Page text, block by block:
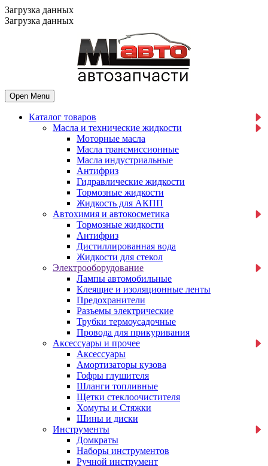
Загрузка данных
Загрузка данных
Open Menu
Каталог товаров
Масла и технические жидкости
Mоторные масла
Масла трансмиссионные
Масла индустриальные
Антифриз
Гидравлические жидкости
Тормозные жидкости
Жидкость для АКПП
Автохимия и автокосметика
Тормозные жидкости
Антифриз
Дистиллированная вода
Жидкости для стекол
Электрооборудование
Лампы автомобильные
Клеящие и изоляционные ленты
Предохранители
Разъемы электрические
Трубки термоусадочные
Провода для прикуривания
Аксессуары и прочее
Аксессуары
Амортизаторы кузова
Гофры глушителя
Шланги топливные
Щетки стеклоочистителя
Хомуты и Стяжки
Шины и диски
Инструменты
Домкраты
Наборы инструментов
Ручной инструмент